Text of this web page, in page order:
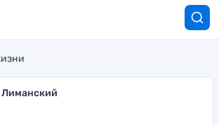
Лиманский